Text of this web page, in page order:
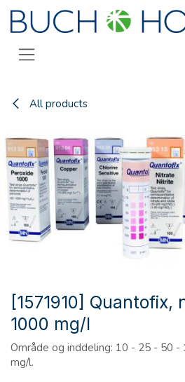
Gå til indhold
All products
[1571910] Quantofix,
1000 mg/l
Område og inddeling: 10 - 25 - 50
mg/l.